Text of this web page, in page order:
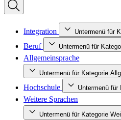
Integration Untermenü für
Beruf Untermenü für
Allgemeinsprache
Untermenü für Kategorie
Hochschule Untermenü für
Weitere Sprachen
Untermenü für Kategorie